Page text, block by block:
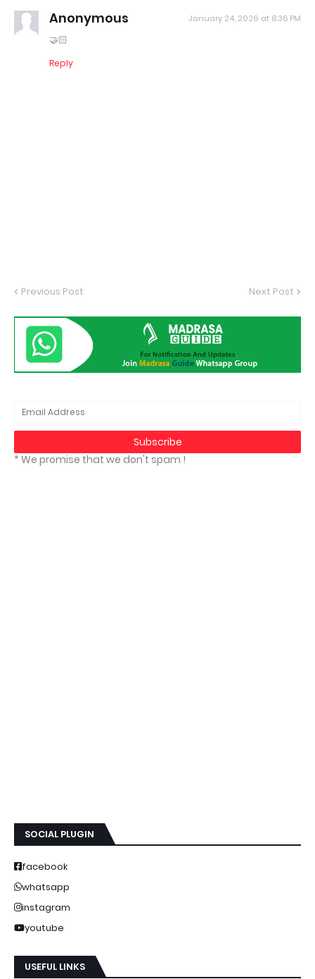
Anonymous January 24, 2026 at 8:36 PM
🤝🏻
Reply
Previous Post Next Post
* We promise that we don't spam !
SOCIAL PLUGIN
facebook
whatsapp
instagram
youtube
USEFUL LINKS